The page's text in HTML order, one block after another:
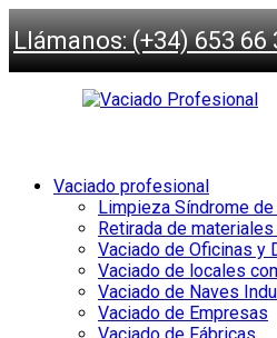
Llámanos: (+34) 653 66
Vaciado profesional
Limpieza Síndrome
Retirada de
Vaciado de Oficinas y
Vaciado de locales
Vaciado de Naves
Vaciado de Empresas